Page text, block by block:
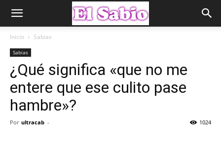
Inicio Sabias
Sabias
¿Qué significa «que no me
entere que ese culito pase
hambre»?
Por ultracab - 1024